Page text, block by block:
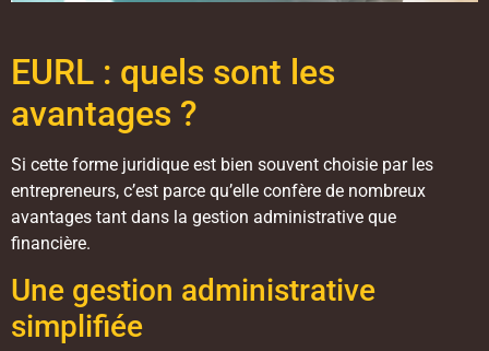
EURL : quels sont les
avantages ?
Si cette forme juridique est bien souvent choisie par les
entrepreneurs, c’est parce qu’elle confère de nombreux
avantages tant dans la gestion administrative que
financière.
Une gestion administrative
simplifiée